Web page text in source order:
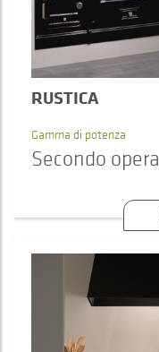
RUSTICA
Gamma di potenza
Secondo opera